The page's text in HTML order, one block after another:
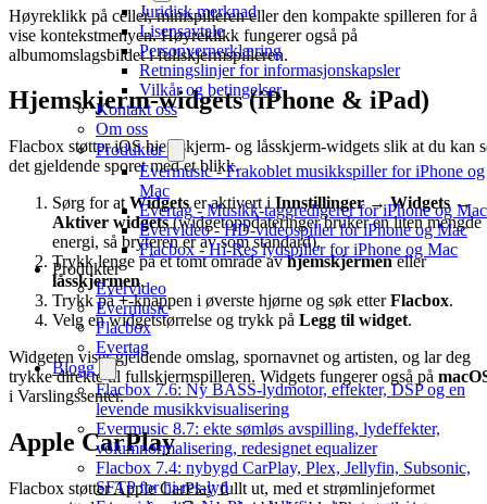
Juridisk merknad
Lisensavtale
Personvernerklæring
Retningslinjer for informasjonskapsler
Vilkår og betingelser
Kontakt oss
Om oss
Produkter
Evermusic - Frakoblet musikkspiller for iPhone og
Mac
Evertag - Musikk-taggredigerer for iPhone og Mac
Evervideo - HD-videospiller for iPhone og Mac
Flacbox - Hi-Res lydspiller for iPhone og Mac
Produkter
Evervideo
Evermusic
Flacbox
Evertag
Blogg
Flacbox 7.6: Ny BASS-lydmotor, effekter, DSP og en
levende musikkvisualisering
Evermusic 8.7: ekte sømløs avspilling, lydeffekter,
volumnormalisering, redesignet equalizer
Flacbox 7.4: nybygd CarPlay, Plex, Jellyfin, Subsonic,
SFTP for hi-res-lyd
Høyreklikk på celler, minispilleren eller den kompakte spilleren for å
vise kontekstmenyen. Høyreklikk fungerer også på
albumomslagsbildet i fullskjermspilleren.
Hjemskjerm-widgets (iPhone & iPad)
Flacbox støtter iOS hjemskjerm- og låsskjerm-widgets slik at du kan
det gjeldende sporet med et blikk.
Sørg for at Widgetser aktivert i Innstillinger → Widgets →
Aktiver widgets(widgetoppdateringer bruker en liten mengde
energi, så bryteren er av som standard).
Trykk lenge på et tomt område avhjemskjermeneller
låsskjermen.
Trykk på+-knappen i øverste hjørne og søk etterFlacbox.
Velg en widgetstørrelse og trykk på Legg til widget.
Widgeten viser gjeldende omslag, spornavnet og artisten, og lar deg
trykke direkte til fullskjermspilleren. Widgets fungerer også på
i Varslingssenter.
Apple CarPlay
Flacbox støtter Apple CarPlay fullt ut, med et strømlinjeformet